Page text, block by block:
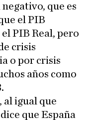
que es
el PIB
PIB Real, pero
crisis
o por crisis
años como
al igual que
que España